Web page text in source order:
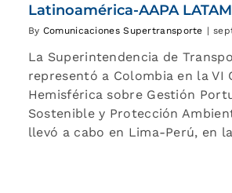
Latinoamérica-AAPA LATAM
By Comunicaciones Supertransporte |
La Superintendencia de
representó a Colombia en la VI
Hemisférica sobre Gestión
Sostenible y Protección
llevó a cabo en Lima-Perú, en